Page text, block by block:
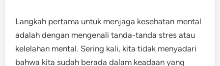
Langkah pertama untuk menjaga kesehatan mental
adalah dengan mengenali tanda-tanda stres atau
kelelahan mental. Sering kali, kita tidak menyadari
bahwa kita sudah berada dalam keadaan yang